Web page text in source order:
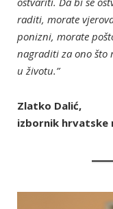
raditi, morate
ponizni, morate
nagraditi za ono što
u životu.”
Zlatko Dalić,
izbornik hrvatske